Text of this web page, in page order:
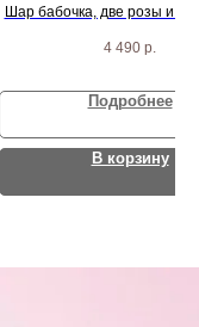
Шар бабочка, две розы и
4 490 р.
Подробнее
В корзину